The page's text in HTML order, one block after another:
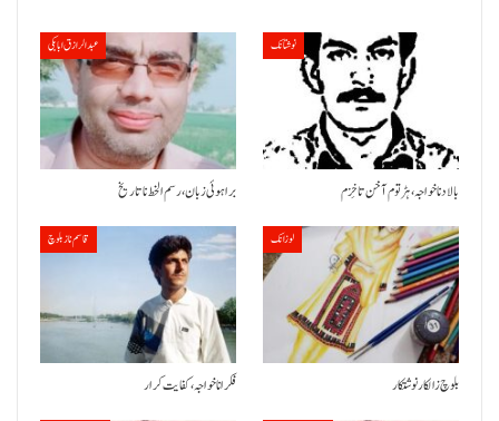
عبدالرازق ابابکی
براہوئی زبان ،رسم الخط نا تاریخ
نوشتانک
بالاد نا خواجہ، ہڑتوم آ خن تا خِزم
قاسم ناز بلوچ
فکر انا خواجہ، کفایت کرار
لوزانک
بلوچ زالکار نوشتکار